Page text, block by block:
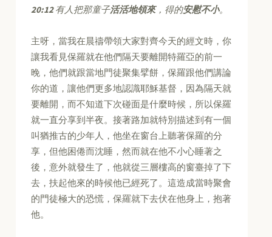
20:12有人把那童子活活地領來，得的安慰不小。
主呀，當我在晨禱帶領大家對齊今天的經文時，你
讓我看見保羅就在他們隔天要離開特羅亞的前一
晚，他們就跟當地門徒聚集擘餅，保羅跟他們講論
你的道，讓他們更多地認識耶穌基督，因為隔天就
要離開，而不知道下次碰面是什麼時候，所以保羅
就一直分享到半夜。接著路加就特別描述到有一個
叫猶推古的少年人，他坐在窗台上聽著保羅的分
享，但他困倦而沈睡，然而就在他不小心睡著之
後，意外就發生了，他就從三層樓高的窗臺掉了下
去，扶起他來的時候他已經死了。這造成當時聚會
的門徒極大的恐慌，保羅就下去伏在他身上，抱著
他。